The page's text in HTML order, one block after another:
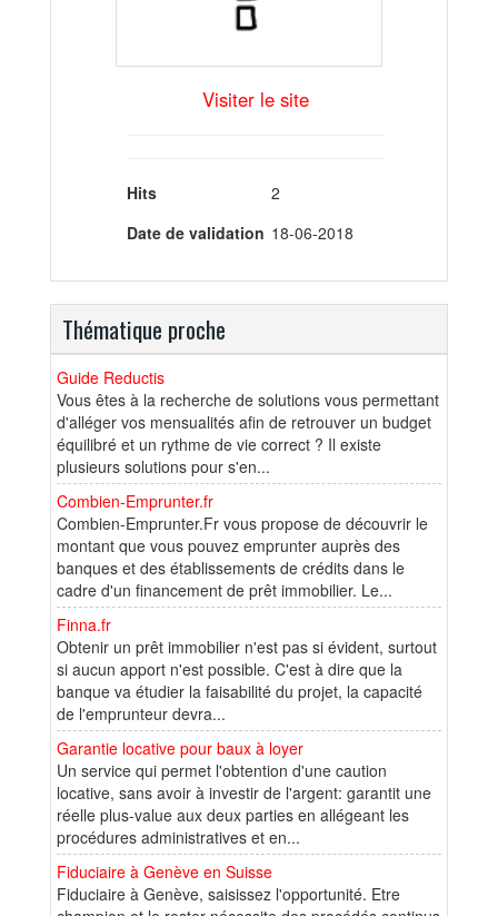
Visiter le site
Hits
2
Date de validation 18-06-2018
Thématique proche
Guide Reductis
Vous êtes à la recherche de solutions vous permettant
d'alléger vos mensualités afin de retrouver un budget
équilibré et un rythme de vie correct ? Il existe
plusieurs solutions pour s'en...
Combien-Emprunter.fr
Combien-Emprunter.Fr vous propose de découvrir le
montant que vous pouvez emprunter auprès des
banques et des établissements de crédits dans le
cadre d'un financement de prêt immobilier. Le...
Finna.fr
Obtenir un prêt immobilier n'est pas si évident, surtout
si aucun apport n'est possible. C'est à dire que la
banque va étudier la faisabilité du projet, la capacité
de l'emprunteur devra...
Garantie locative pour baux à loyer
Un service qui permet l'obtention d'une caution
locative, sans avoir à investir de l'argent: garantit une
réelle plus-value aux deux parties en allégeant les
procédures administratives et en...
Fiduciaire à Genève en Suisse
Fiduciaire à Genève, saisissez l'opportunité. Etre